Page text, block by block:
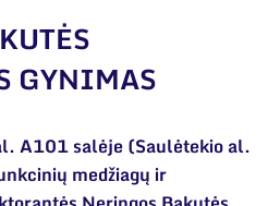
bei asociacijose
GYNIMAS
A101 salėje (Saulėtekio al.
medžiagų ir